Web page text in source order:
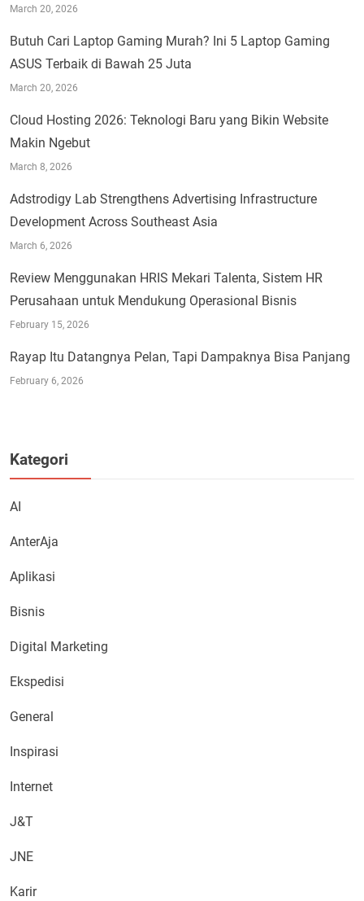
March 20, 2026
Butuh Cari Laptop Gaming Murah? Ini 5 Laptop Gaming
ASUS Terbaik di Bawah 25 Juta
March 20, 2026
Cloud Hosting 2026: Teknologi Baru yang Bikin Website
Makin Ngebut
March 8, 2026
Adstrodigy Lab Strengthens Advertising Infrastructure
Development Across Southeast Asia
March 6, 2026
Review Menggunakan HRIS Mekari Talenta, Sistem HR
Perusahaan untuk Mendukung Operasional Bisnis
February 15, 2026
Rayap Itu Datangnya Pelan, Tapi Dampaknya Bisa Panjang
February 6, 2026
Kategori
AI
AnterAja
Aplikasi
Bisnis
Digital Marketing
Ekspedisi
General
Inspirasi
Internet
J&T
JNE
Karir